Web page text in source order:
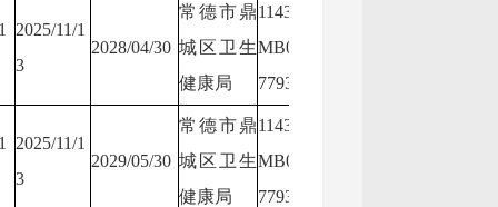
2025/11/1
3
2028/04/30
常德市鼎
城区卫生
健康局
11430703
MB0N88
7793
2025/11/1
3
2029/05/30
常德市鼎
城区卫生
健康局
11430703
MB0N88
7793